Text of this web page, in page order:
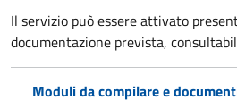
Il servizio può essere attivato
documentazione prevista,
Moduli da compilare e